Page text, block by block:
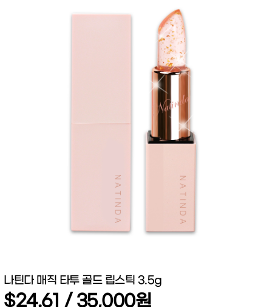
나틴다 매직 타투 골드 립스틱 3.5g
$24.61 / 35,000원